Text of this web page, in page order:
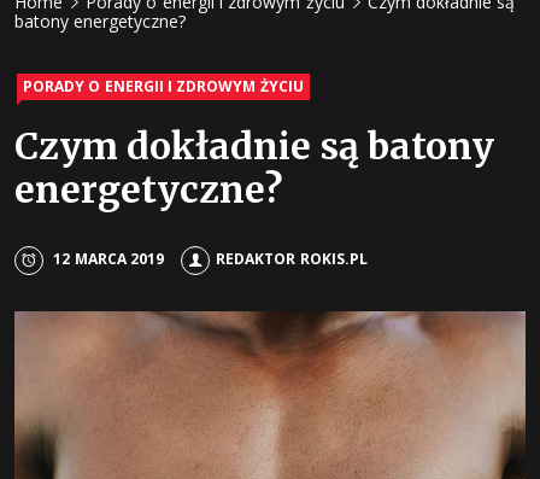
napojów
żywności
batony energetyczne?
PORADY O ENERGII I ZDROWYM ŻYCIU
Czym dokładnie są batony
energetyczne?
12 MARCA 2019 REDAKTOR ROKIS.PL